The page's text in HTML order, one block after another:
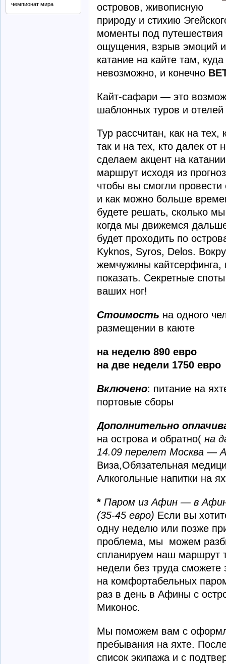
островов, живописную
природу и стихию
моменты под
ощущения, взрыв эмоций
катание на кайте там,
невозможно, и конечно
Кайт-сафари — это
шаблонных туров и
Тур рассчитан, как на тех,
так и на тех, кто далек
сделаем акцент на
маршрут исходя из
чтобы вы смогли провести
и как можно больше
будете решать, сколько
когда мы движемся
будет проходить по
Kyknos, Syros, Delos.
жемчужины
показать. Секретные
ваших ног!
Стоимость на одного
размещении в каюте
на неделю 890 евро
на две недели 1750 евро
Включено: питание на
портовые сборы
Дополнительно
на острова и обратно( на
14.09 перелет Москва —
Виза,Обязательная
Алкогольные напитки на
* Паром из Афин — в
(35-45 евро) Если вы
одну неделю или позже
проблема, мы можем
спланируем наш маршрут
недели без труда сможете
на комфортабельных
раз в день в Афины с
Миконос.
Мы поможем вам с
пребывания на яхте.
список экипажа и с
чемпионат мира